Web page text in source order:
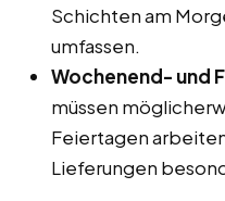
Schichten am
umfassen.
Wochenend- und
müssen
Feiertagen
Lieferungen